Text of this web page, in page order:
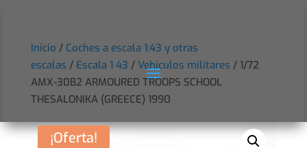
Inicio / Coches a escala 1:43 y otras
escalas / Escala 1 43 / Vehículos militares / 1/72
AMX-30B2 ARMOURED TROOPS SCHOOL
THESALONIKA (GREECE) 1990
¡Oferta!